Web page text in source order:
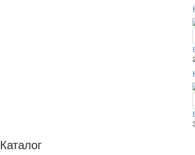
Каталог